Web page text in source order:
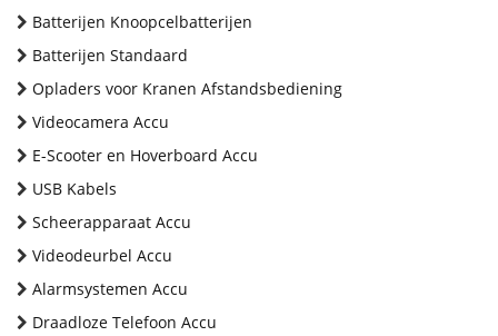
Batterijen Knoopcelbatterijen
Batterijen Standaard
Opladers voor Kranen Afstandsbediening
Videocamera Accu
E-Scooter en Hoverboard Accu
USB Kabels
Scheerapparaat Accu
Videodeurbel Accu
Alarmsystemen Accu
Draadloze Telefoon Accu